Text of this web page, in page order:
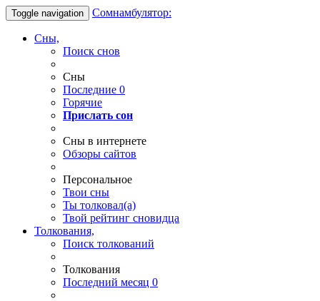
Toggle navigation Сомнамбулятор:
Сны,
Поиск снов
Сны
Последние 0
Горячие
Прислать сон
Сны в интернете
Обзоры сайтов
Персональное
Твои сны
Ты толковал(а)
Твой рейтинг сновидца
Толкования,
Поиск толкований
Толкования
Последний месяц 0